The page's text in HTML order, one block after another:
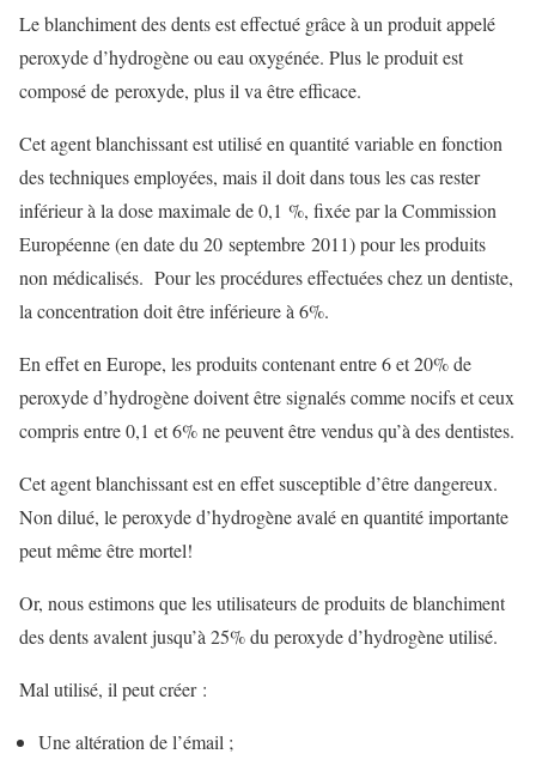
Le blanchiment des dents est effectué grâce à un produit appelé
peroxyde d’hydrogène ou eau oxygénée. Plus le produit est
composé de peroxyde, plus il va être efficace.
Cet agent blanchissant est utilisé en quantité variable en fonction
des techniques employées, mais il doit dans tous les cas rester
inférieur à la dose maximale de 0,1 %, fixée par la Commission
Européenne (en date du 20 septembre 2011) pour les produits
non médicalisés. Pour les procédures effectuées chez un dentiste,
la concentration doit être inférieure à 6%.
En effet en Europe, les produits contenant entre 6 et 20% de
peroxyde d’hydrogène doivent être signalés comme nocifs et ceux
compris entre 0,1 et 6% ne peuvent être vendus qu’à des dentistes.
Cet agent blanchissant est en effet susceptible d’être dangereux.
Non dilué, le peroxyde d’hydrogène avalé en quantité importante
peut même être mortel!
Or, nous estimons que les utilisateurs de produits de blanchiment
des dents avalent jusqu’à 25% du peroxyde d’hydrogène utilisé.
Mal utilisé, il peut créer :
Une altération de l’émail ;